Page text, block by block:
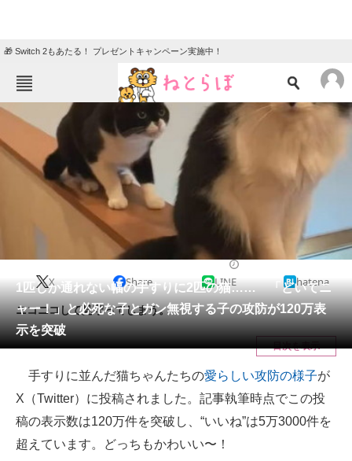
🎁 Switch 2もあたる！ プレゼントキャンペーン実施中！
ねとらぼメニュー
ニュース
エンタメ クイズ
教育・育児
リサーチ
会員記事
メディア
注目記事を集めた総合ページ
ITの今と未来を見通す
スマホと通信の最新トレンド
進化するPCとデバイスの未来
1匹しか通れない幅の手すりに2匹の猫…… 「どいてニ
ャー！」と必死な子とガン無視する子の攻防が120万表
示を突破
X Share LINE hatena
ニコニコして見守ってしまう。
目次を表示
手すりに並んだ猫ちゃんたちの愛らしい攻防の様子が
X（Twitter）に投稿されました。記事執筆時点でこの投
稿の表示数は120万件を突破し、“いいね”は5万3000件を
超えています。どっちもかわいい〜！